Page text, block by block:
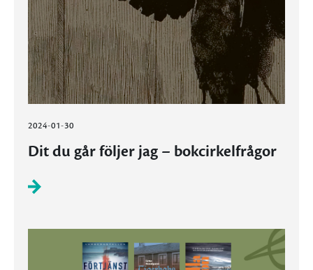
2024-01-30
Dit du går följer jag – bokcirkelfrågor